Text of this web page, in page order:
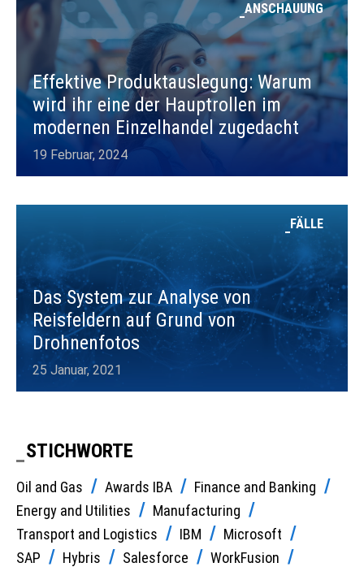
ANSCHAUUNG
Effektive Produktauslegung: Warum
wird ihr eine der Hauptrollen im
modernen Einzelhandel zugedacht
19 Februar, 2024
FÄLLE
Das System zur Analyse von
Reisfeldern auf Grund von
Drohnenfotos
25 Januar, 2021
STICHWORTE
Oil and Gas Awards IBA
Finance and Banking
Energy and Utilities
Manufacturing
Transport and Logistics
IBM
Microsoft
SAP
Hybris Salesforce
WorkFusion